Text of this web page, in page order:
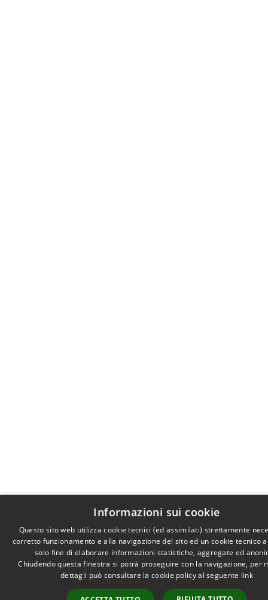
Informazioni sui cookie
Questo sito web utilizza cookie tecnici (ed assimilati) strettamente
corretto funzionamento e alla navigazione del sito ed un cookie tecnico
solo fine di elaborare informazioni statistiche, aggregate ed
Chiudendo questa finestra si potrà proseguire con la navigazione, per
dettagli può consultare la cookie policy al seguente link